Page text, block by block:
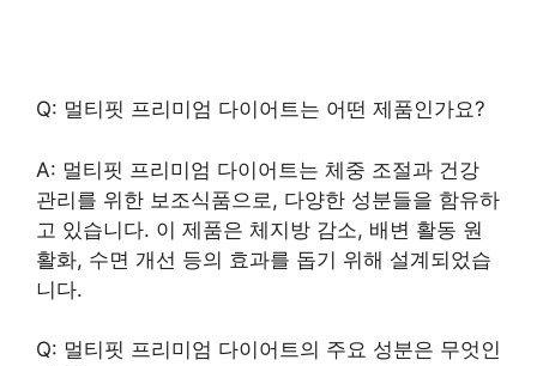
Q: 멀티핏 프리미엄 다이어트는 어떤 제품인가요?
A: 멀티핏 프리미엄 다이어트는 체중 조절과 건강
관리를 위한 보조식품으로, 다양한 성분들을 함유하
고 있습니다. 이 제품은 체지방 감소, 배변 활동 원
활화, 수면 개선 등의 효과를 돕기 위해 설계되었습
니다.
Q: 멀티핏 프리미엄 다이어트의 주요 성분은 무엇인